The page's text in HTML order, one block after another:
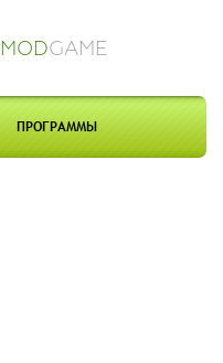
MODGAME
ПРОГРАММЫ